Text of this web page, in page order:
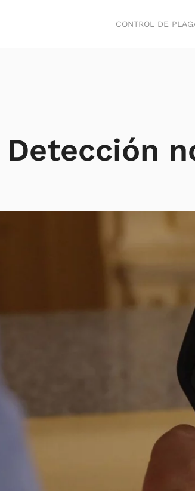
CONTROL DE
Detección